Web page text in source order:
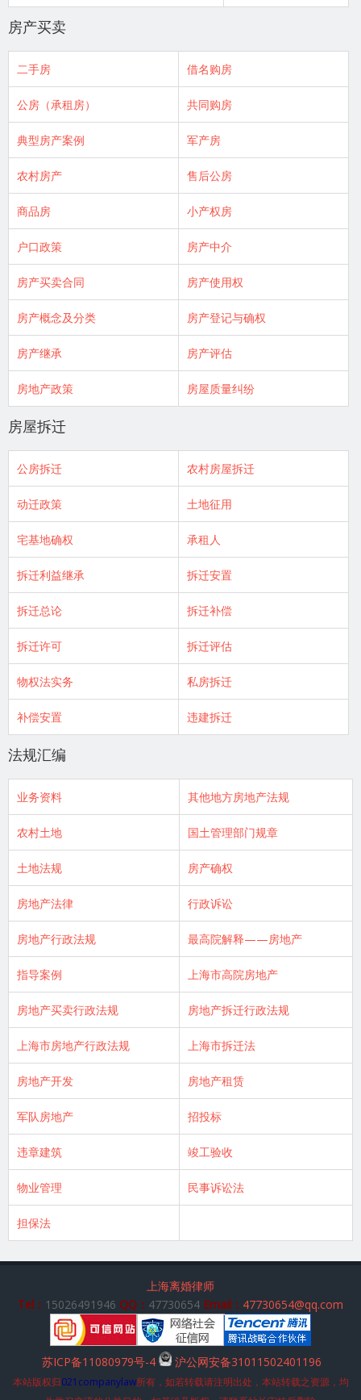
房产买卖
二手房 借名购房
公房（承租房） 共同购房
典型房产案例 军产房
农村房产 售后公房
商品房 小产权房
户口政策 房产中介
房产买卖合同 房产使用权
房产概念及分类 房产登记与确权
房产继承 房产评估
房地产政策 房屋质量纠纷
房屋拆迁
公房拆迁 农村房屋拆迁
动迁政策 土地征用
宅基地确权 承租人
拆迁利益继承 拆迁安置
拆迁总论 拆迁补偿
拆迁许可 拆迁评估
物权法实务 私房拆迁
补偿安置 违建拆迁
法规汇编
业务资料 其他地方房地产法规
农村土地 国土管理部门规章
土地法规 房产确权
房地产法律 行政诉讼
房地产行政法规 最高院解释——房地产
指导案例 上海市高院房地产
房地产买卖行政法规 房地产拆迁行政法规
上海市房地产行政法规 上海市拆迁法
房地产开发 房地产租赁
军队房地产 招投标
违章建筑 竣工验收
物业管理 民事诉讼法
担保法
上海离婚律师
Tel： 15026491946 QQ： 47730654 Email： 47730654@qq.com
苏ICP备11080979号-4 沪公网安备31011502401196
本站版权归021companylaw所有，如若转载请注明出处，本站转载之资源，均